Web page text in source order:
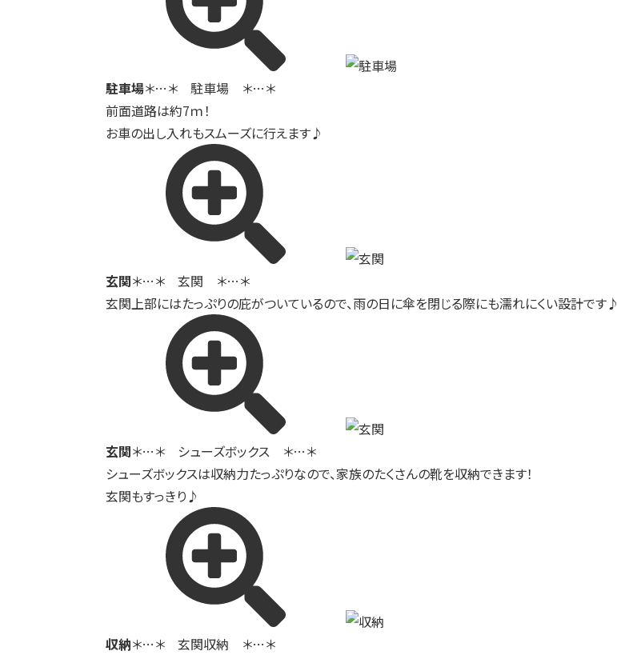
駐車場＊…＊ 駐車場 ＊…＊
前面道路は約7ｍ！
お車の出し入れもスムーズに行えます♪
玄関＊…＊ 玄関 ＊…＊
玄関上部にはたっぷりの庇がついているので、雨の日に傘を閉じる際にも濡れにくい設計です♪
玄関＊…＊ シューズボックス ＊…＊
シューズボックスは収納力たっぷりなので、家族のたくさんの靴を収納できます！
玄関もすっきり♪
収納＊…＊ 玄関収納 ＊…＊